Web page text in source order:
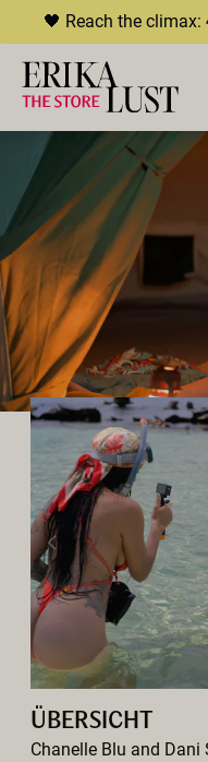
🖤 Reach the climax:
ERROR204
THIS CONTENT
UNAVAILABLE
HLS.JS FATAL
WUNSCHLISTE IN
WET & WILD IN
CARIBBEAN
2025
00:18h
Direktor:Lis Freimer
Besetzung:Chanelle
Produzent:
Erika Lust
LESBISCH
ÜBERSICHT
Chanelle Blu and